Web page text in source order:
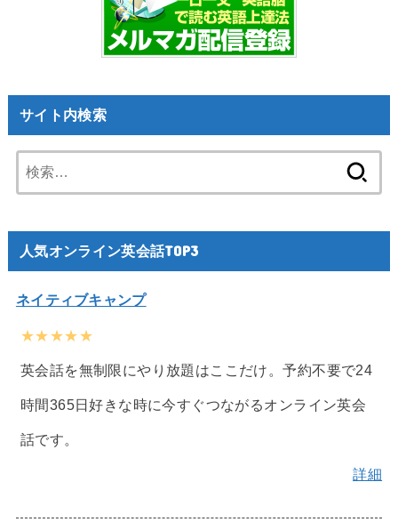
サイト内検索
索:
人気オンライン英会話TOP3
ネイティブキャンプ
★★★★★
英会話を無制限にやり放題はここだけ。予約不要で24
時間365日好きな時に今すぐつながるオンライン英会
話です。
詳細